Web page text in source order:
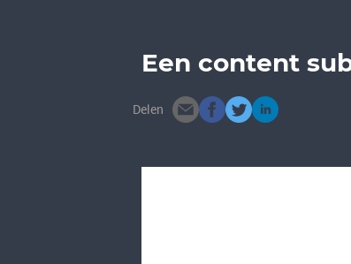
Een content
Delen